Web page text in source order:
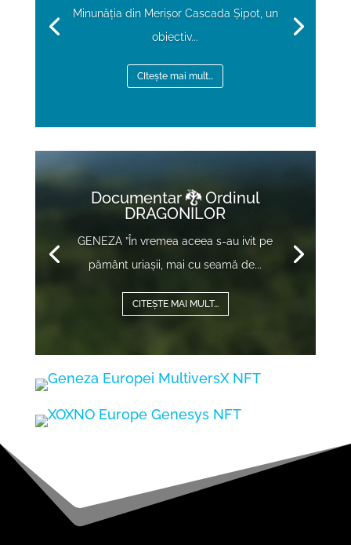
Minunăția din Merișor Cascada Șipot, un
obiectiv...
CItește mai mult...
Player
Documentar 🐉 Ordinul
DRAGONILOR
GENEZA ”În vremea aceea s-au ivit pe
pământ uriașii, mai cu seamă de...
CITEȘTE MAI MULT...